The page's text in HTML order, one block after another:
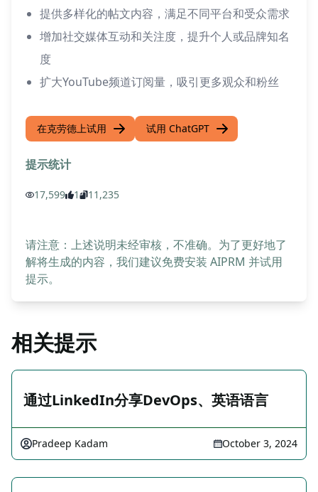
提供多样化的帖文内容，满足不同平台和受众需求
增加社交媒体互动和关注度，提升个人或品牌知名
度
扩大YouTube频道订阅量，吸引更多观众和粉丝
在克劳德上试用 试用 ChatGPT
提示统计
17,599 1 11,235
请注意：上述说明未经审核，不准确。为了更好地了
解将生成的内容，我们建议免费安装 AIPRM 并试用
提示。
相关提示
通过LinkedIn分享DevOps、英语语言
Pradeep Kadam October 3, 2024